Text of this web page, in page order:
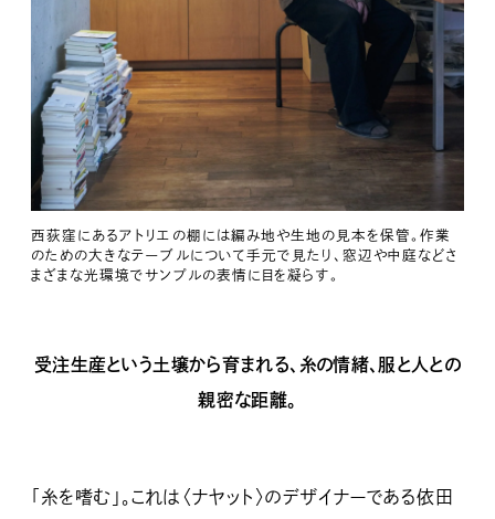
西荻窪にあるアトリエの棚には編み地や生地の見本を保管。作業
のための大きなテーブルについて手元で見たり、窓辺や中庭などさ
まざまな光環境でサンプルの表情に目を凝らす。
受注生産という土壌から育まれる、糸の情緒、服と人との
親密な距離。
「糸を嗜む」。これは〈ナヤット〉のデザイナーである依田